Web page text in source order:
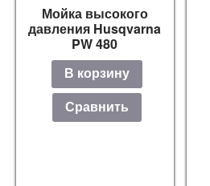
Мойка высокого
давления Husqvarna
PW 480
В корзину
Сравнить